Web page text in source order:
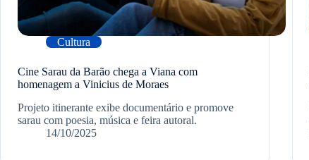
Cultura
Cine Sarau da Barão chega a Viana com
homenagem a Vinicius de Moraes
Projeto itinerante exibe documentário e promove
sarau com poesia, música e feira autoral.
14/10/2025